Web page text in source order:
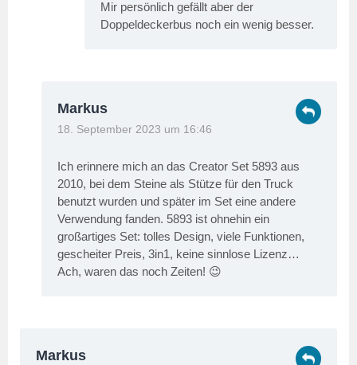
Mir persönlich gefällt aber der
Doppeldeckerbus noch ein wenig besser.
Markus
18. September 2023 um 16:46
Ich erinnere mich an das Creator Set 5893 aus
2010, bei dem Steine als Stütze für den Truck
benutzt wurden und später im Set eine andere
Verwendung fanden. 5893 ist ohnehin ein
großartiges Set: tolles Design, viele Funktionen,
gescheiter Preis, 3in1, keine sinnlose Lizenz…
Ach, waren das noch Zeiten! 😉
Markus